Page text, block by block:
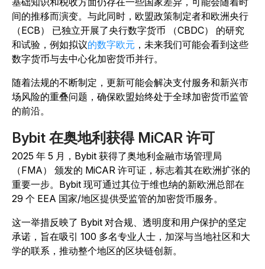
间的推移而演变。与此同时，欧盟政策制定者和欧洲央行
（ECB） 已独立开展了央行数字货币 （CBDC） 的研究
和试验，例如拟议的数字欧元 ，未来我们可能会看到这些
数字货币与去中心化加密货币并行。
随着法规的不断制定，更新可能会解决支付服务和新兴市
场风险的重叠问题，确保欧盟始终处于全球加密货币监管
的前沿。
Bybit 在奥地利获得 MiCAR 许可
2025 年 5 月，Bybit 获得了奥地利金融市场管理局
（FMA） 颁发的 MiCAR 许可证，标志着其在欧洲扩张的
重要一步。Bybit 现可通过其位于维也纳的新欧洲总部在
29 个 EEA 国家/地区提供受监管的加密货币服务。
这一举措反映了 Bybit 对合规、透明度和用户保护的坚定
承诺，旨在吸引 100 多名专业人士，加深与当地社区和大
学的联系，推动整个地区的区块链创新。